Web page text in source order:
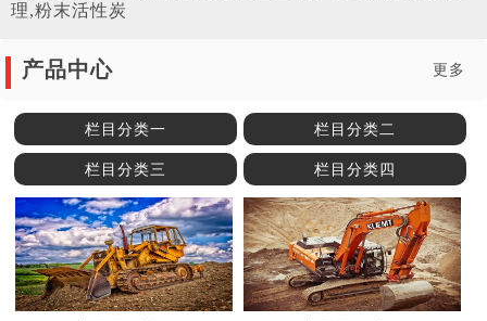
理,粉末活性炭
产品中心 更多
栏目分类一 栏目分类二
栏目分类三 栏目分类四